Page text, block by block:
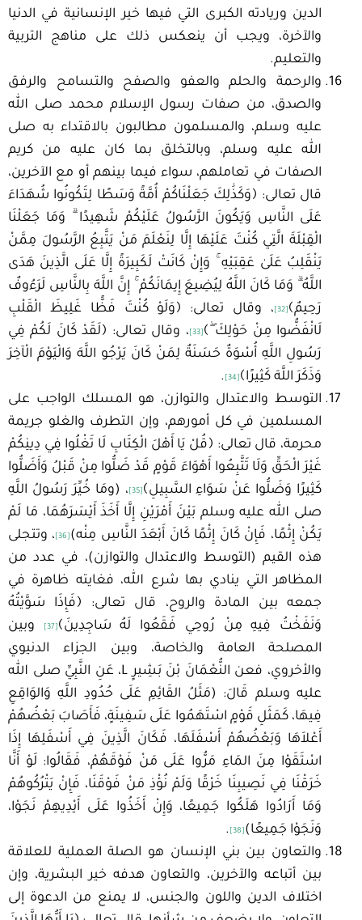
الدين وريادته الكبرى التي فيها خير الإنسانية في الدنيا
والآخرة، ويجب أن ينعكس ذلك على مناهج التربية
والتعليم.
والرحمة والحلم والعفو والصفح والتسامح والرفق
والصدق، من صفات رسول الإسلام محمد صلى الله
عليه وسلم، والمسلمون مطالبون بالاقتداء به صلى
الله عليه وسلم، وبالتخلق بما كان عليه من كريم
الصفات في تعاملهم، سواء فيما بينهم أو مع الآخرين،
قال تعالى: ﴿وَكَذَٰلِكَ جَعَلْنَاكُمْ أُمَّةً وَسَطًا لِتَكُونُوا شُهَدَاءَ
عَلَى النَّاسِ وَيَكُونَ الرَّسُولُ عَلَيْكُمْ شَهِيدًا ۗ وَمَا جَعَلْنَا
الْقِبْلَةَ الَّتِي كُنْتَ عَلَيْهَا إِلَّا لِنَعْلَمَ مَنْ يَتَّبِعُ الرَّسُولَ مِمَّنْ
يَنْقَلِبُ عَلَىٰ عَقِبَيْهِ ۚ وَإِنْ كَانَتْ لَكَبِيرَةً إِلَّا عَلَى الَّذِينَ هَدَى
اللَّهُ ۗ وَمَا كَانَ اللَّهُ لِيُضِيعَ إِيمَانَكُمْ ۚ إِنَّ اللَّهَ بِالنَّاسِ لَرَءُوفٌ
رَحِيمٌ﴾ [32]
، وقال تعالى: ﴿وَلَوْ كُنْتَ فَظًّا غَلِيظَ الْقَلْبِ
لَانْفَضُّوا مِنْ حَوْلِكَ ۖ﴾ [33]
، وقال تعالى: ﴿لَقَدْ كَانَ لَكُمْ فِي
رَسُولِ اللَّهِ أُسْوَةٌ حَسَنَةٌ لِمَنْ كَانَ يَرْجُو اللَّهَ وَالْيَوْمَ الْآخِرَ
وَذَكَرَ اللَّهَ كَثِيرًا﴾ [34]
.
التوسط والاعتدال والتوازن، هو المسلك الواجب على
المسلمين في كل أمورهم، وإن التطرف والغلو جريمة
محرمة، قال تعالى: ﴿قُلْ يَا أَهْلَ الْكِتَابِ لَا تَغْلُوا فِي دِينِكُمْ
غَيْرَ الْحَقِّ وَلَا تَتَّبِعُوا أَهْوَاءَ قَوْمٍ قَدْ ضَلُّوا مِنْ قَبْلُ وَأَضَلُّوا
كَثِيرًا وَضَلُّوا عَنْ سَوَاءِ السَّبِيلِ﴾ [35]
، (ومَا خُيِّرَ رَسُولُ اللَّهِ
صلى الله عليه وسلم بَيْنَ أَمْرَيْنِ إِلَّا أَخَذَ أَيْسَرَهُمَا، مَا لَمْ
يَكُنْ إِثْمًا، فَإِنْ كَانَ إِثْمًا كَانَ أَبْعَدَ النَّاسِ مِنْه) [36]
، وتتجلى
هذه القيم (التوسط والاعتدال والتوازن)، في عدد من
المظاهر التي ينادي بها شرع الله، فغايته ظاهرة في
جمعه بين المادة والروح، قال تعالى: ﴿فَإِذَا سَوَّيْتُهُ
وَنَفَخْتُ فِيهِ مِنْ رُوحِي فَقَعُوا لَهُ سَاجِدِينَ﴾ [37]
وبين
المصلحة العامة والخاصة، وبين الجزاء الدنيوي
والأخروي، فعن النُّعْمَانَ بْنَ بَشِيرٍ L، عَنِ النَّبِيِّ صلى الله
عليه وسلم قَالَ: (مَثَلُ القَائِمِ عَلَى حُدُودِ اللَّهِ وَالوَاقِعِ
فِيهَا، كَمَثَلِ قَوْمٍ اسْتَهَمُوا عَلَى سَفِينَةٍ، فَأَصَابَ بَعْضُهُمْ
أَعْلاَهَا وَبَعْضُهُمْ أَسْفَلَهَا، فَكَانَ الَّذِينَ فِي أَسْفَلِهَا إِذَا
اسْتَقَوْا مِنَ المَاءِ مَرُّوا عَلَى مَنْ فَوْقَهُمْ، فَقَالُوا: لَوْ أَنَّا
خَرَقْنَا فِي نَصِيبِنَا خَرْقًا وَلَمْ نُؤْذِ مَنْ فَوْقَنَا، فَإِنْ يَتْرُكُوهُمْ
وَمَا أَرَادُوا هَلَكُوا جَمِيعًا، وَإِنْ أَخَذُوا عَلَى أَيْدِيهِمْ نَجَوْا،
وَنَجَوْا جَمِيعًا) [38]
.
والتعاون بين بني الإنسان هو الصلة العملية للعلاقة
بين أتباعه والآخرين، والتعاون هدفه خير البشرية، وإن
اختلاف الدين واللون والجنس، لا يمنع من الدعوة إلى